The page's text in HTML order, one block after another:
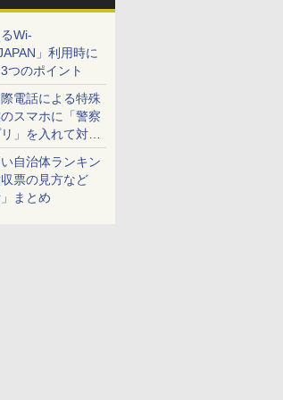
Wi-
」利用時に
つのポイント
電話による特殊
スマホに「警察
」を入れて対策
自治体ランキン
票の見方など
」まとめ